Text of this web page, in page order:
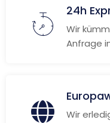
24h
Wir
Anfrage
Wir